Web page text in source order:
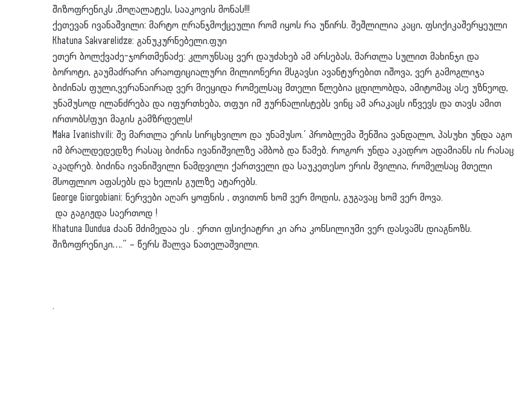
შიზოფრენიკს ,მოღალატეს, სააკოვის მონას!!!
ქეთევან ივანაშვილი: მარტო ღრანჯმოქცეული რომ იყოს რა უწირს. შეშლილია კაცი, ფსიქიკაშერყეული
Khatuna Sakvarelidze: განუკურნებელი.ფუი
ეთერ ბოლქვაძე-ჯორთმენაძე: კლოუნსაც ვერ დაუძახებ ამ არსებას, მართლა სულით მახინჯი და
ბოროტი, გაუმაძრარი არაოფიციალური მილიონერი მსგავსი ავანტურებით იშოვა, ვერ გამოგლიჯა
ბიძინას ფული,ვერანაირად ვერ მიეყიდა რომელსაც მთელი წლებია ცდილობდა, ამიტომაც ასე უზნეოდ,
უნამუსოდ ილანძრება და იფურთხება, თფუი იმ ჟურნალისტებს ვინც ამ არაკაცს იწვევს და თავს ამით
ირთობს!ფუი მაგის გამზრდელს!
Maka Ivanishvili: შე მართლა ერის სირცხვილო და უნამუსო.’ პრობლემა შენშია ვანდალო, პასუხი უნდა აგო
იმ ბრალდედედზე რასაც ბიძინა ივანიშვილზე ამბობ და წამებ. როგორ უნდა აკადრო ადამიანს ის რასაც
აკადრებ. ბიძინა ივანიშვილი ნამდვილი ქართველი და საუკეთესო ერის შვილია, რომელსაც მთელი
მსოფლიო აფასებს და ხელის გულზე ატარებს.
George Giorgobiani: ნერვები აღარ ყოფნის , თვითონ ხომ ვერ მოდის, გუგავაც ხომ ვერ მოვა.
და გაგიჟდა საერთოდ !
Khatuna Dundua ძაან მძიმედაა ეს . ერთი ფსიქიატრი კი არა კონსილიუმი ვერ დასვამს დიაგნოზს.
შიზოფრენიკი….” – წერს შალვა ნათელაშვილი.
.